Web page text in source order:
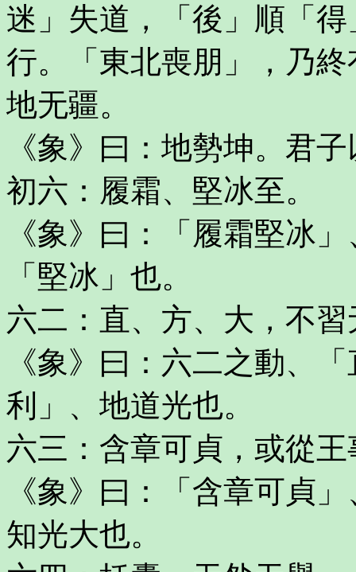
迷」失道，「後」順「
行。「東北喪朋」，乃
地无疆。
《象》曰：地勢坤。君
初六：履霜、堅冰至。
《象》曰：「履霜堅冰
「堅冰」也。
六二：直、方、大，不
《象》曰：六二之動、
利」、地道光也。
六三：含章可貞，或從
《象》曰：「含章可貞
知光大也。